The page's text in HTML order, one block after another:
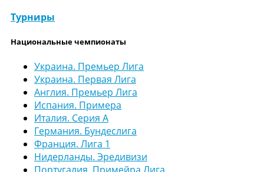
Турниры
Национальные чемпионаты
Украина. Премьер Лига
Украина. Первая Лига
Англия. Премьер Лига
Испания. Примера
Италия. Серия А
Германия. Бундеслига
Франция. Лига 1
Нидерланды. Эредивизи